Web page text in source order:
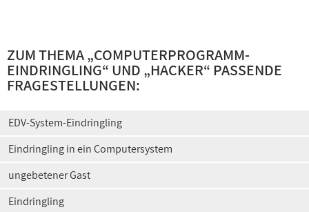
ZUM THEMA „COMPUTERPROGRAMM-
EINDRINGLING“ UND „HACKER“ PASSENDE
FRAGESTELLUNGEN:
EDV-System-Eindringling
Eindringling in ein Computersystem
ungebetener Gast
Eindringling